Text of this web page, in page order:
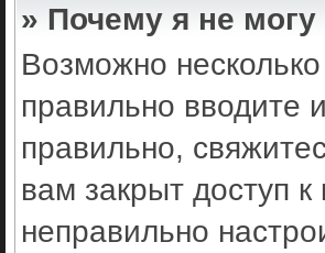
» Почему я не могу
Возможно
правильно вводите
правильно,
вам закрыт доступ
неправильно